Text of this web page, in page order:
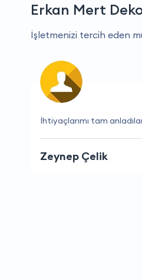
Erkan Mert
İşletmenizi tercih eden
Her zaman doğru
Alp Akın